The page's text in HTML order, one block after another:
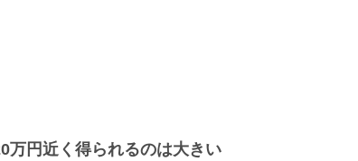
万円近く得られるのは大きい